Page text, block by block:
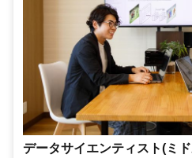
データサイエンティスト(ミ